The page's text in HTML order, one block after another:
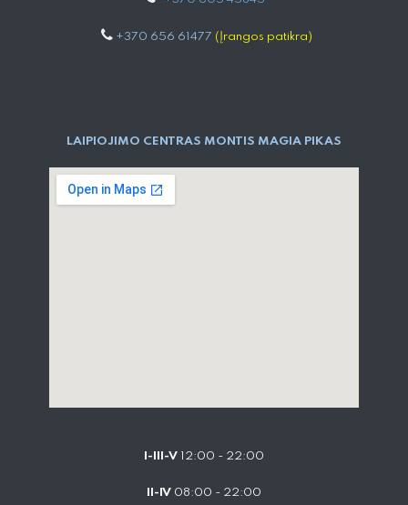
+370 656 61477 (Įrangos patikra)
LAIPIOJIMO CENTRAS MONTIS MAGIA PIKAS
I-III-V 12:00 - 22:00
II-IV 08:00 - 22:00